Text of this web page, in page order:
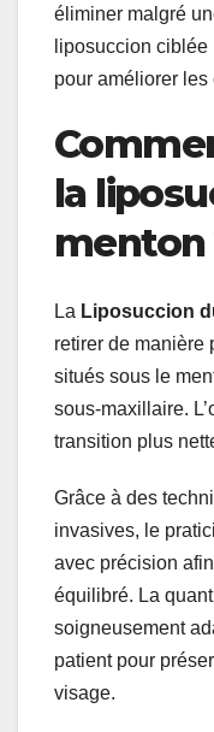
éliminer malgré
liposuccion
pour améliorer
la
menton
La Liposuccion
retirer de manière
situés sous le
sous-maxillaire.
transition plus
Grâce à des
invasives, le
avec précision
équilibré. La
soigneusement
patient pour
visage.